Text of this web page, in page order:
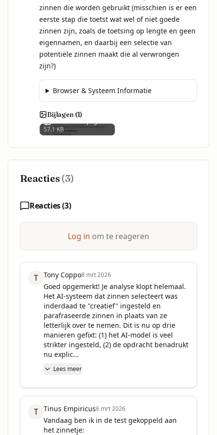
zinnen die worden gebruikt (misschien is er een
eerste stap die toetst wat wel of niet goede
zinnen zijn, zoals de toetsing op lengte en geen
eigennamen, en daarbij een selectie van
potentiële zinnen maakt die al verwrongen
zijn?)
Browser & Systeem Informatie
Bijlagen (1)
1000013763.png
57.1 KB
Reacties (3)
Reacties (3)
Log in om te reageren
T Tony Coppo8 mrt 2026
Goed opgemerkt! Je analyse klopt helemaal.
Het AI-systeem dat zinnen selecteert was
inderdaad te "creatief" ingesteld en
parafraseerde zinnen in plaats van ze
letterlijk over te nemen. Dit is nu op drie
manieren gefixt: (1) het AI-model is veel
strikter ingesteld, (2) de opdracht benadrukt
nu explic...
Lees meer
T Tinus Empiricus6 mrt 2026
Vandaag ben ik in de test gekoppeld aan
het zinnetje: